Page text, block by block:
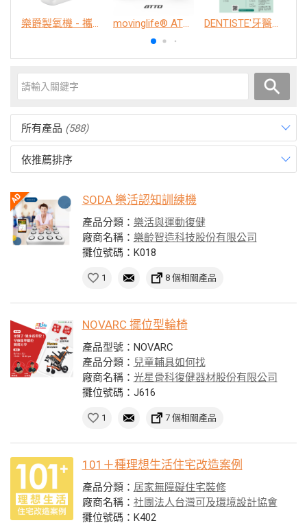
樂爵製氧機 - 攜帶型 movinglife® ATTO新世代電動代步車 經典款 DENTISTE'牙醫選極敏感牙膏、抗蛀牙膏
所有產品 (588)
依推薦排序
SODA 樂活認知訓練機
產品分類： 樂活與運動復健
廠商名稱： 樂齡智造科技股份有限公司
攤位號碼：K018
1 8 個相關產品
NOVARC 擺位型輪椅
產品型號：NOVARC
產品分類： 兒童輔具如何找
廠商名稱： 光星骨科復健器材股份有限公司
攤位號碼：J616
1 7 個相關產品
101＋種理想生活住宅改造案例
產品分類： 居家無障礙住宅裝修
廠商名稱： 社團法人台灣可及環境設計協會
攤位號碼：K402